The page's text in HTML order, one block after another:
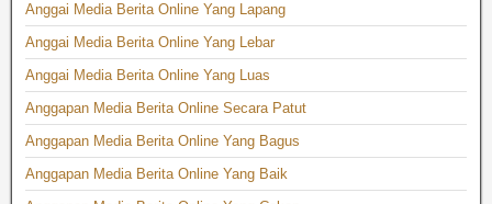
Anggai Media Berita Online Yang Lapang
Anggai Media Berita Online Yang Lebar
Anggai Media Berita Online Yang Luas
Anggapan Media Berita Online Secara Patut
Anggapan Media Berita Online Yang Bagus
Anggapan Media Berita Online Yang Baik